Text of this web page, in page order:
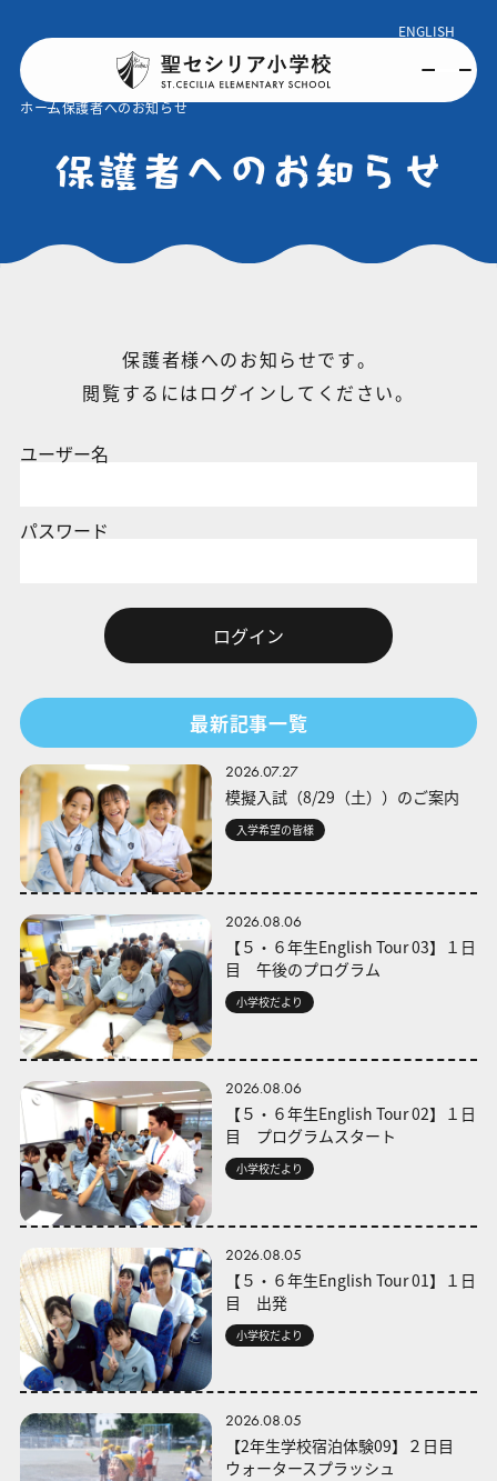
ENGLISH
ホーム保護者へのお知らせ
保護者へのお知らせ
保護者様へのお知らせです。
閲覧するにはログインしてください。
ユーザー名
パスワード
最新記事一覧
2026.07.27
模擬入試（8/29（土））のご案内
入学希望の皆様
2026.08.06
【５・６年生English Tour 03】１日
目 午後のプログラム
小学校だより
2026.08.06
【５・６年生English Tour 02】１日
目 プログラムスタート
小学校だより
2026.08.05
【５・６年生English Tour 01】１日
目 出発
小学校だより
2026.08.05
【2年生学校宿泊体験09】２日目
ウォータースプラッシュ